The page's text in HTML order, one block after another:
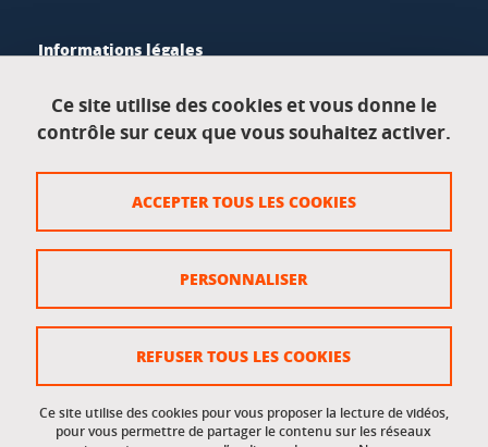
Informations légales
Données personnelles
Crédits
Gestion des cookies
Accessibilité : non conforme
Accès réservés
Ce site utilise des cookies et vous donne le
contrôle sur ceux que vous souhaitez activer.
Ce site utilise des cookies pour vous proposer la lecture de vidéos,
pour vous permettre de partager le contenu sur les réseaux
ACCEPTER TOUS LES COOKIES
REFUSER TOUS LES COOKIES
PERSONNALISER